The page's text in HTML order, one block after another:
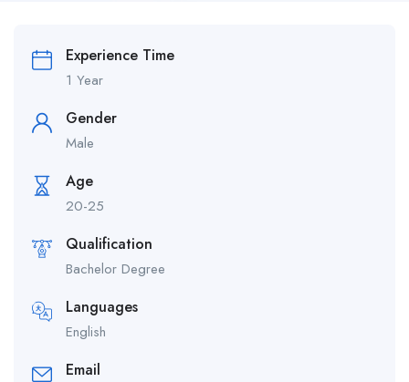
Experience Time
1 Year
Gender
Male
Age
20-25
Qualification
Bachelor Degree
Languages
English
Email